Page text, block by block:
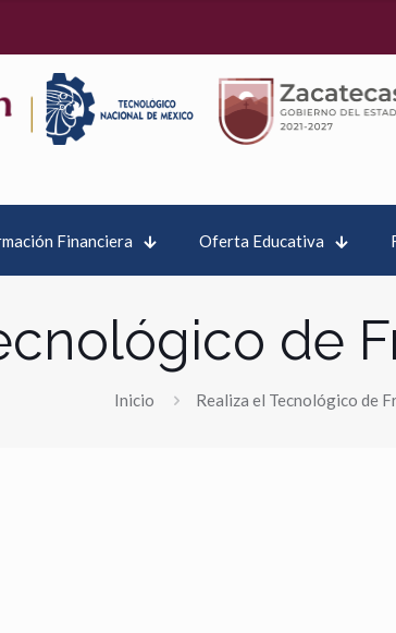
Financiera Oferta Educativa
de
Inicio Realiza el Tecnológico de